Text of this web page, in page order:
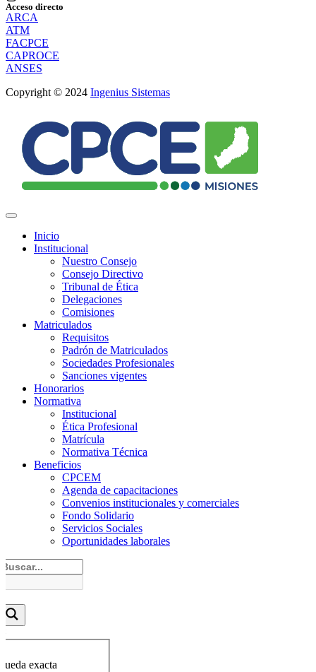
Acceso directo
ARCA
ATM
FACPCE
CAPROCE
ANSES
Copyright © 2024 Ingenius Sistemas
Inicio
Institucional
Nuestro Consejo
Consejo Directivo
Tribunal de Ética
Delegaciones
Comisiones
Matriculados
Requisitos
Padrón de Matriculados
Sociedades Profesionales
Sanciones vigentes
Honorarios
Normativa
Institucional
Ética Profesional
Matrícula
Normativa Técnica
Beneficios
CPCEM
Agenda de capacitaciones
Convenios institucionales y comerciales
Fondo Solidario
Servicios Sociales
Oportunidades laborales
exacta